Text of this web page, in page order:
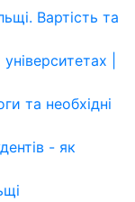
Вартість та
|
та необхідні
- як